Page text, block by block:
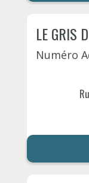
LE GRIS
Numéro